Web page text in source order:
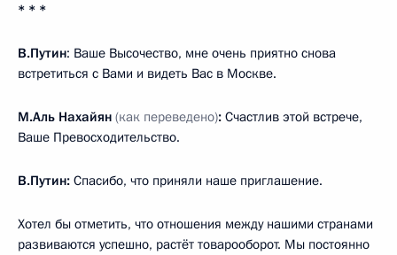
* * *
В.Путин: Ваше Высочество, мне очень приятно снова
встретиться с Вами и видеть Вас в Москве.
М.Аль Нахайян (как переведено): Счастлив этой встрече,
Ваше Превосходительство.
В.Путин: Спасибо, что приняли наше приглашение.
Хотел бы отметить, что отношения между нашими странами
развиваются успешно, растёт товарооборот. Мы постоянно